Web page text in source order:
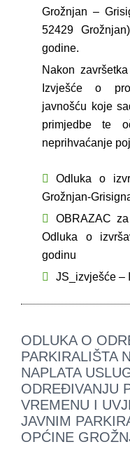
Grožnjan –
52429
godine.
Nakon
Izvješće o
javnošću koje
primjedbe te
neprihvaćanje
Odluka o
Grožnjan-
OBRAZAC
Odluka o
godinu
JS_izvješće –
ODLUKA O
PARKIRALIŠTA
NAPLATA
ODREĐIVANJU
VREMENU I
JAVNIM
OPĆINE